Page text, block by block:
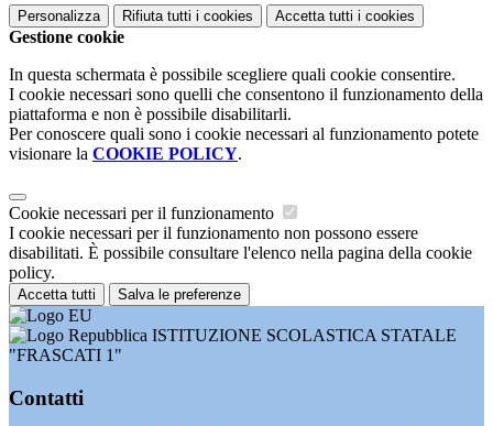
Personalizza Rifiuta tutti i cookies Accetta tutti i cookies
Gestione cookie
In questa schermata è possibile scegliere quali cookie consentire.
I cookie necessari sono quelli che consentono il funzionamento della
piattaforma e non è possibile disabilitarli.
Per conoscere quali sono i cookie necessari al funzionamento potete
visionare la COOKIE POLICY.
Cookie necessari per il funzionamento
I cookie necessari per il funzionamento non possono essere
disabilitati. È possibile consultare l'elenco nella pagina della cookie
policy.
Accetta tutti Salva le preferenze
ISTITUZIONE SCOLASTICA STATALE
"FRASCATI 1"
Contatti